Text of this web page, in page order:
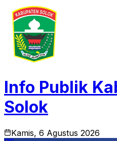
Info Publik
Solok
Kamis, 6 Agustus 2026